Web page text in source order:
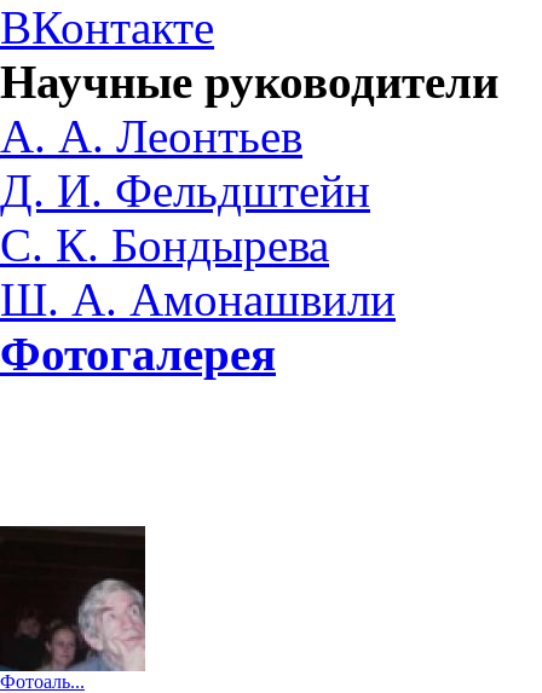
ВКонтакте
Научные руководители
А. А. Леонтьев
Д. И. Фельдштейн
С. К. Бондырева
Ш. А. Амонашвили
Фотогалерея
Фотоаль...